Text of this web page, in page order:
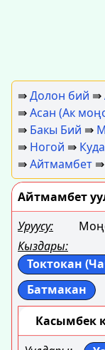
⇛Долон бий ⇛
⇛Асан (Ак
⇛ Бакы Бий ⇛
⇛ Ногой ⇛
⇛Айтмамбет ⇛
Айтмамбет
Уруусу:
Кыздары:
Токтокан
Батмакан
Касымбек